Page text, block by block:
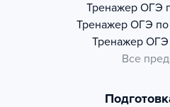
Тренажер ОГЭ
Тренажер ОГЭ по
Тренажер ОГЭ
Все